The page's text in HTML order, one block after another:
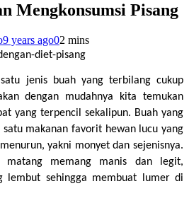
Mengkonsumsi Pisang
9 years ago02 mins
jenis buah yang terbilang cukup
dengan mudahnya kita temukan
yang terpencil sekalipun. Buah yang
makanan favorit hewan lucu yang
yakni monyet dan sejenisnya.
matang memang manis dan legit,
lembut sehingga membuat lumer di